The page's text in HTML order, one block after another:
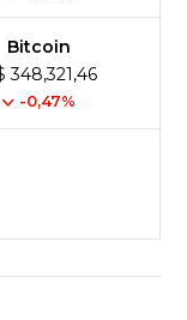
Bitcoin
348,321,46
-0,47%